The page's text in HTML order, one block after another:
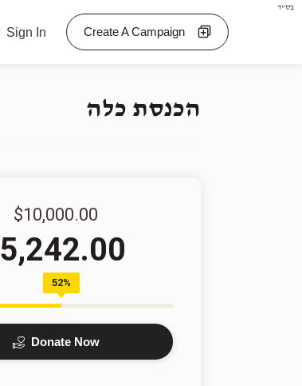
בס"ד
Sign In Create A Campaign
הכנסת כלה
$10,000.00
5,242.00
52%
Donate Now